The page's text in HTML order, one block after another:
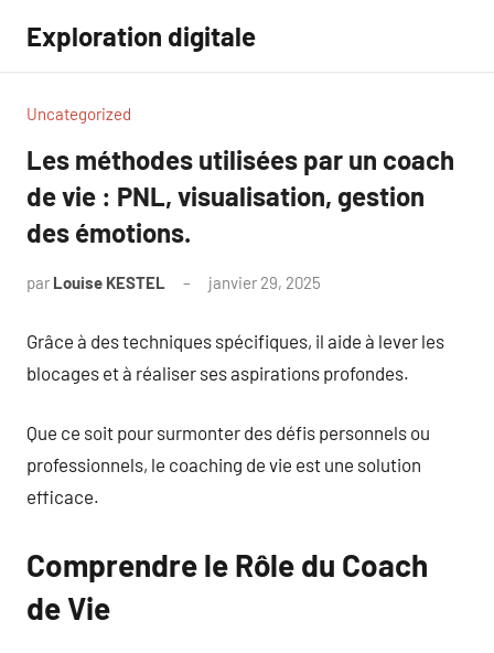
contenu
Exploration digitale
Uncategorized
Les méthodes utilisées par un coach
de vie : PNL, visualisation, gestion
des émotions.
par Louise KESTEL janvier 29, 2025
Grâce à des techniques spécifiques, il aide à lever les
blocages et à réaliser ses aspirations profondes.
Que ce soit pour surmonter des défis personnels ou
professionnels, le coaching de vie est une solution
efficace.
Comprendre le Rôle du Coach
de Vie